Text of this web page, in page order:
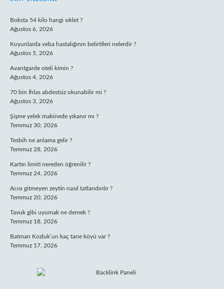
SIDEBAR
Boksta 54 kilo hangi sıklet ?
Ağustos 6, 2026
Koyunlarda veba hastalığının belirtileri nelerdir ?
Ağustos 5, 2026
Avantgarde oteli kimin ?
Ağustos 4, 2026
70 bin İhlas abdestsiz okunabilir mi ?
Ağustos 3, 2026
Şişme yelek makinede yıkanır mı ?
Temmuz 30, 2026
Tesbih ne anlama gelir ?
Temmuz 28, 2026
Kartın limiti nereden öğrenilir ?
Temmuz 24, 2026
Acısı gitmeyen zeytin nasıl tatlandırılır ?
Temmuz 20, 2026
Tavuk gibi uyumak ne demek ?
Temmuz 18, 2026
Batman Kozluk’un kaç tane köyü var ?
Temmuz 17, 2026